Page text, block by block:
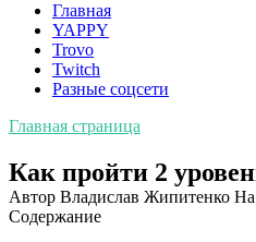
Главная
YAPPY
Trovo
Twitch
Разные соцсети
Главная страница
Как пройти 2
Автор Владислав Жипитенко На
Содержание